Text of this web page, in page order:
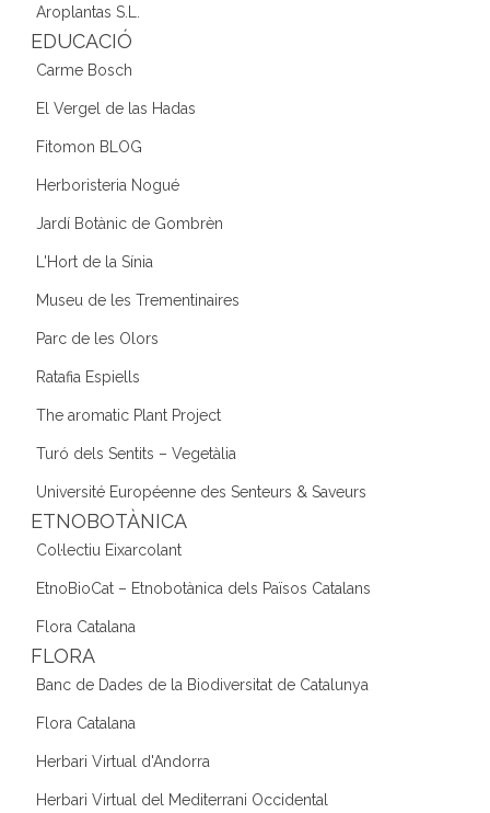
Aroplantas S.L.
EDUCACIÓ
Carme Bosch
El Vergel de las Hadas
Fitomon BLOG
Herboristeria Nogué
Jardí Botànic de Gombrèn
L'Hort de la Sínia
Museu de les Trementinaires
Parc de les Olors
Ratafia Espiells
The aromatic Plant Project
Turó dels Sentits – Vegetàlia
Université Européenne des Senteurs & Saveurs
ETNOBOTÀNICA
Col·lectiu Eixarcolant
EtnoBioCat – Etnobotànica dels Països Catalans
Flora Catalana
FLORA
Banc de Dades de la Biodiversitat de Catalunya
Flora Catalana
Herbari Virtual d'Andorra
Herbari Virtual del Mediterrani Occidental